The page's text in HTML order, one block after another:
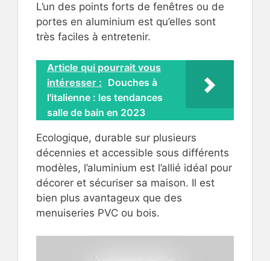
L’un des points forts de fenêtres ou de
portes en aluminium est qu’elles sont
très faciles à entretenir.
Article qui pourrait vous
intéresser : Douches à
l'italienne : les tendances
salle de bain en 2023
Ecologique, durable sur plusieurs
décennies et accessible sous différents
modèles, l’aluminium est l’allié idéal pour
décorer et sécuriser sa maison. Il est
bien plus avantageux que des
menuiseries PVC ou bois.